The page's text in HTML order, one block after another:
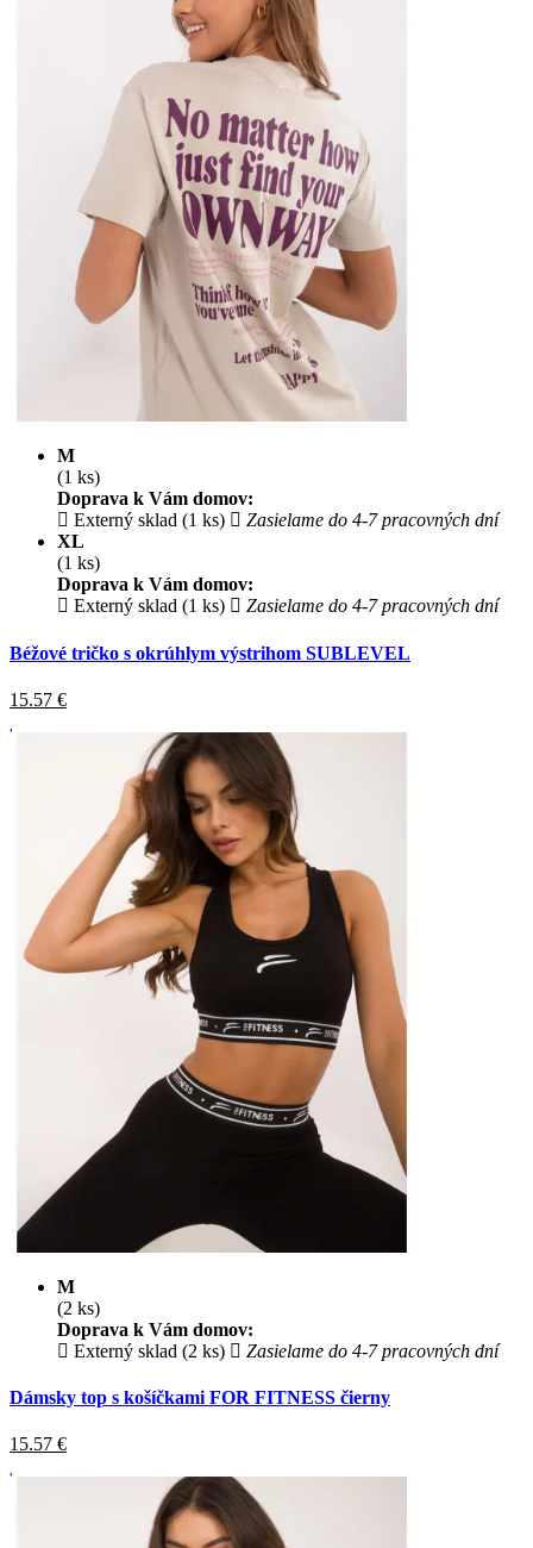
M
(1 ks)
Doprava k Vám domov:
Externý sklad (1 ks)
Zasielame do 4-7 pracovných dní
XL
(1 ks)
Doprava k Vám domov:
Externý sklad (1 ks)
Zasielame do 4-7 pracovných dní
Béžové tričko s okrúhlym výstrihom SUBLEVEL
15.57 €
M
(2 ks)
Doprava k Vám domov:
Externý sklad (2 ks)
Zasielame do 4-7 pracovných dní
Dámsky top s košíčkami FOR FITNESS čierny
15.57 €